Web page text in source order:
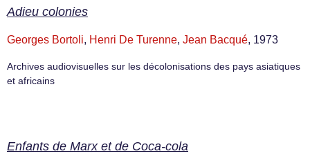
Adieu colonies
Georges Bortoli, Henri De Turenne, Jean Bacqué, 1973
Archives audiovisuelles sur les décolonisations des pays asiatiques
et africains
Enfants de Marx et de Coca-cola